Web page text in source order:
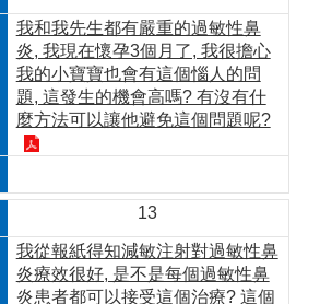
我和我先生都有嚴重的過敏性鼻
炎, 我現在懷孕3個月了, 我很擔心
我的小寶寶也會有這個惱人的問
題, 這發生的機會高嗎? 有沒有什
麼方法可以讓他避免這個問題呢?
13
我從報紙得知減敏注射對過敏性鼻
炎療效很好, 是不是每個過敏性鼻
炎患者都可以接受這個治療? 這個